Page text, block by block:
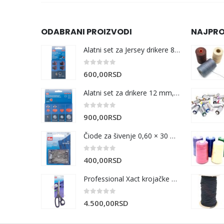
ODABRANI PROIZVODI
Alatni set za Jersey drikere 8 mm i 10 mm
600,00RSD
Alatni set za drikere 12 mm, 15 mm i 20 mm
900,00RSD
Čiode za šivenje 0,60 × 30 mm | 20 g
400,00RSD
Professional Xact krojačke makaze 25 cm
4.500,00RSD